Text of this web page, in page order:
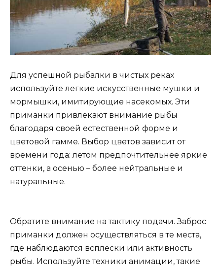
Для успешной рыбалки в чистых реках
используйте легкие искусственные мушки и
мормышки, имитирующие насекомых. Эти
приманки привлекают внимание рыбы
благодаря своей естественной форме и
цветовой гамме. Выбор цветов зависит от
времени года: летом предпочтительнее яркие
оттенки, а осенью – более нейтральные и
натуральные.
Обратите внимание на тактику подачи. Заброс
приманки должен осуществляться в те места,
где наблюдаются всплески или активность
рыбы. Используйте техники анимации, такие